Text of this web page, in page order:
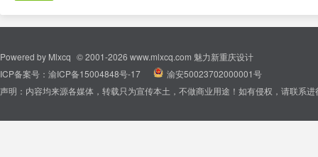
Powered by Mlxcq © 2001-2026 www.mlxcq.com 魅力新重庆设计
ICP备案号： 渝ICP备15004848号-17
渝安50023702000001号
声明：内容均来源各媒体，转载只为宣传本土，不做商业用途！如有侵权，请联系进